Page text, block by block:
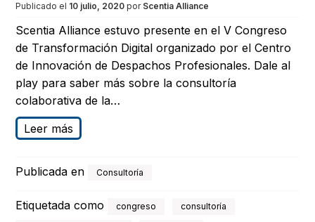
Publicado el 10 julio, 2020 por Scentia Alliance
Scentia Alliance estuvo presente en el V Congreso
de Transformación Digital organizado por el Centro
de Innovación de Despachos Profesionales. Dale al
play para saber más sobre la consultoría
colaborativa de la…
Leer más
Publicada en Consultoría
Etiquetada como congreso consultoría